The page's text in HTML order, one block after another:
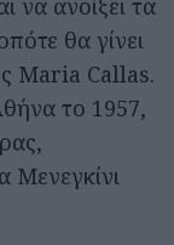
θα γίνει
Maria Callas.
το 1957,
Μενεγκίνι